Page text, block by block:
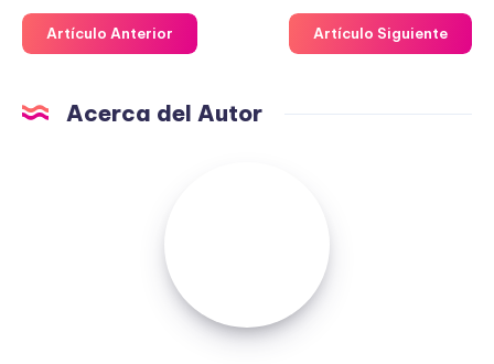
Artículo Anterior Artículo Siguiente
Acerca del Autor